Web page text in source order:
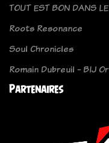
TOUT EST BON DANS
Roots Resonance
Soul Chronicles
Romain Dubreuil - BIJ
Partenaires